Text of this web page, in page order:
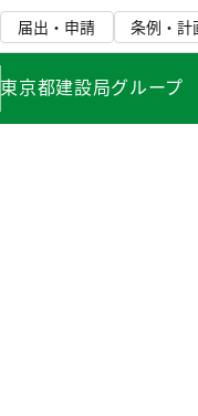
届出・申請 条例・計
東京都建設局グループ